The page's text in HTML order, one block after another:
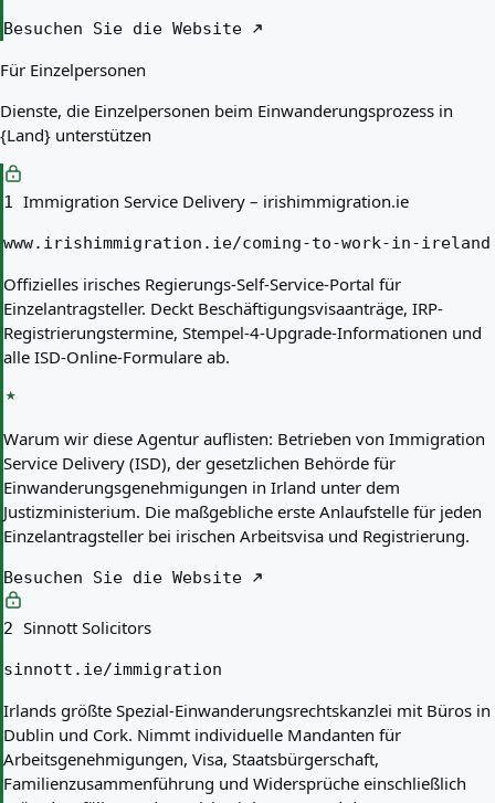
Besuchen Sie die Website
Für Einzelpersonen
Dienste, die Einzelpersonen beim Einwanderungsprozess in
{Land} unterstützen
1 Immigration Service Delivery – irishimmigration.ie
www.irishimmigration.ie/coming-to-work-in-ireland
Offizielles irisches Regierungs-Self-Service-Portal für
Einzelantragsteller. Deckt Beschäftigungsvisaanträge, IRP-
Registrierungstermine, Stempel-4-Upgrade-Informationen und
alle ISD-Online-Formulare ab.
Warum wir diese Agentur auflisten: Betrieben von Immigration
Service Delivery (ISD), der gesetzlichen Behörde für
Einwanderungsgenehmigungen in Irland unter dem
Justizministerium. Die maßgebliche erste Anlaufstelle für jeden
Einzelantragsteller bei irischen Arbeitsvisa und Registrierung.
Besuchen Sie die Website
2 Sinnott Solicitors
sinnott.ie/immigration
Irlands größte Spezial-Einwanderungsrechtskanzlei mit Büros in
Dublin und Cork. Nimmt individuelle Mandanten für
Arbeitsgenehmigungen, Visa, Staatsbürgerschaft,
Familienzusammenführung und Widersprüche einschließlich